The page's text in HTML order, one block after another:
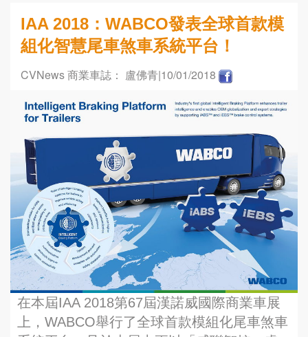
IAA 2018：WABCO發表全球首款模
組化智慧尾車煞車系統平台！
CVNews 商業車誌： 盧佛青|10/01/2018
在本屆IAA 2018第67屆漢諾威國際商業車展
上，WABCO舉行了全球首款模組化尾車煞車